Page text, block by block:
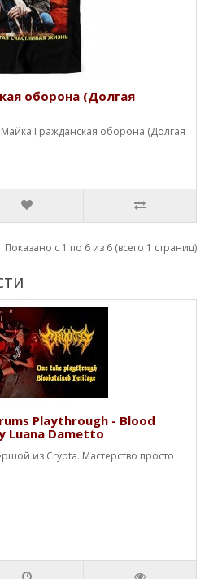
оборона (Долгая
Гражданская оборона (Долгая
Показано с 1 по 6 из 6 (всего 1 страниц)
Playthrough - Blood
Luana Dametto
из Crypta. Мастерство просто